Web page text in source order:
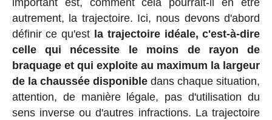
important est, comment cela pourrait-il en être
autrement, la trajectoire. Ici, nous devons d'abord
définir ce qu'est la trajectoire idéale, c'est-à-dire
celle qui nécessite le moins de rayon de
braquage et qui exploite au maximum la largeur
de la chaussée disponibledans chaque situation,
attention, de manière légale, pas d'utilisation du
sens inverse ou d'autres infractions. La trajectoire